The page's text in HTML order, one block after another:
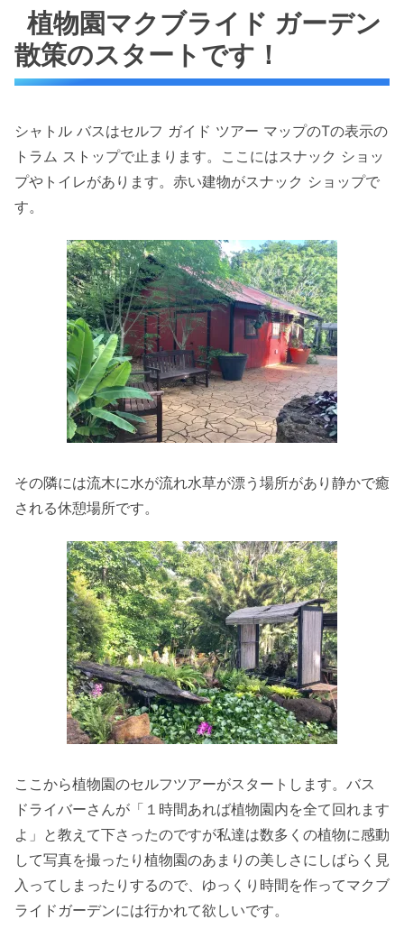
植物園マクブライド ガーデン
散策のスタートです！
シャトル バスはセルフ ガイド ツアー マップのTの表示の
トラム ストップで止まります。ここにはスナック ショッ
プやトイレがあります。赤い建物がスナック ショップで
す。
その隣には流木に水が流れ水草が漂う場所があり静かで癒
される休憩場所です。
ここから植物園のセルフツアーがスタートします。バス
ドライバーさんが「１時間あれば植物園内を全て回れます
よ」と教えて下さったのですが私達は数多くの植物に感動
して写真を撮ったり植物園のあまりの美しさにしばらく見
入ってしまったりするので、ゆっくり時間を作ってマクブ
ライドガーデンには行かれて欲しいです。